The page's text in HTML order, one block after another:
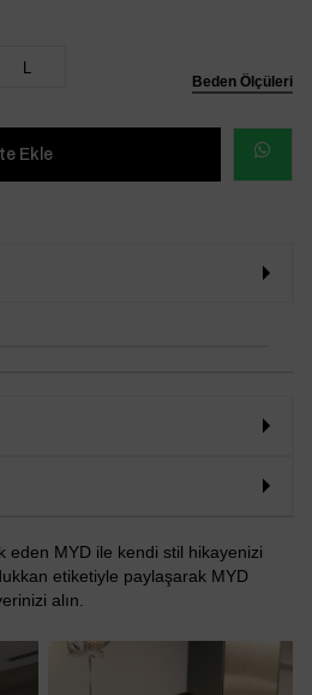
Beden Ölçüleri
L
VER
eden MYD ile kendi stil hikayenizi
etiketiyle paylaşarak MYD
alın.